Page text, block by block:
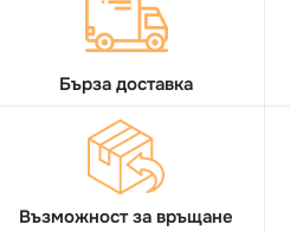
Бърза доставка
Възможност за връщане